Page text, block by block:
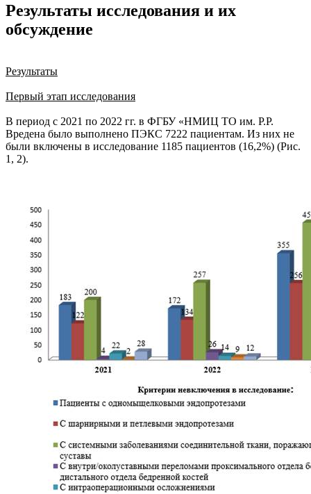
Результаты исследования и их
обсуждение
Результаты
Первый этап исследования
В период с 2021 по 2022 гг. в ФГБУ «НМИЦ ТО им. Р.Р.
Вредена было выполнено ПЭКС 7222 пациентам. Из них не
были включены в исследование 1185 пациентов (16,2%) (Рис.
1, 2).